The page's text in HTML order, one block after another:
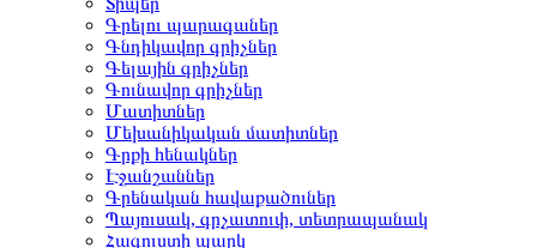
Գրելու պարագաներ
Գնդիկավոր գրիչներ
Գելային գրիչներ
Գունավոր գրիչներ
Մատիտներ
Մեխանիկական մատիտներ
Գրքի հենակներ
Էջանշաններ
Գրենական հավաքածուներ
Պայուսակ, գրչատուփ, տետրապանակ
Հագուստի պարկ